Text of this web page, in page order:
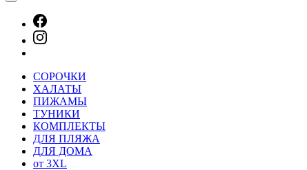
СОРОЧКИ
ХАЛАТЫ
ПИЖАМЫ
ТУНИКИ
КОМПЛЕКТЫ
ДЛЯ ПЛЯЖА
ДЛЯ ДОМА
от 3XL